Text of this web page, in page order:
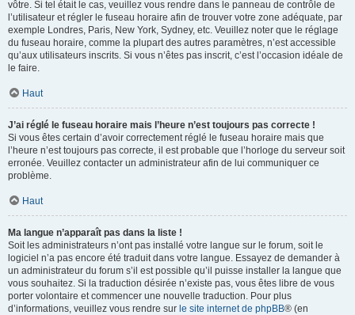
vôtre. Si tel était le cas, veuillez vous rendre dans le panneau de contrôle de
l’utilisateur et régler le fuseau horaire afin de trouver votre zone adéquate, par
exemple Londres, Paris, New York, Sydney, etc. Veuillez noter que le réglage
du fuseau horaire, comme la plupart des autres paramètres, n’est accessible
qu’aux utilisateurs inscrits. Si vous n’êtes pas inscrit, c’est l’occasion idéale de
le faire.
Haut
J’ai réglé le fuseau horaire mais l’heure n’est toujours pas correcte !
Si vous êtes certain d’avoir correctement réglé le fuseau horaire mais que
l’heure n’est toujours pas correcte, il est probable que l’horloge du serveur soit
erronée. Veuillez contacter un administrateur afin de lui communiquer ce
problème.
Haut
Ma langue n’apparaît pas dans la liste !
Soit les administrateurs n’ont pas installé votre langue sur le forum, soit le
logiciel n’a pas encore été traduit dans votre langue. Essayez de demander à
un administrateur du forum s’il est possible qu’il puisse installer la langue que
vous souhaitez. Si la traduction désirée n’existe pas, vous êtes libre de vous
porter volontaire et commencer une nouvelle traduction. Pour plus
d’informations, veuillez vous rendre sur le site internet de phpBB® (en